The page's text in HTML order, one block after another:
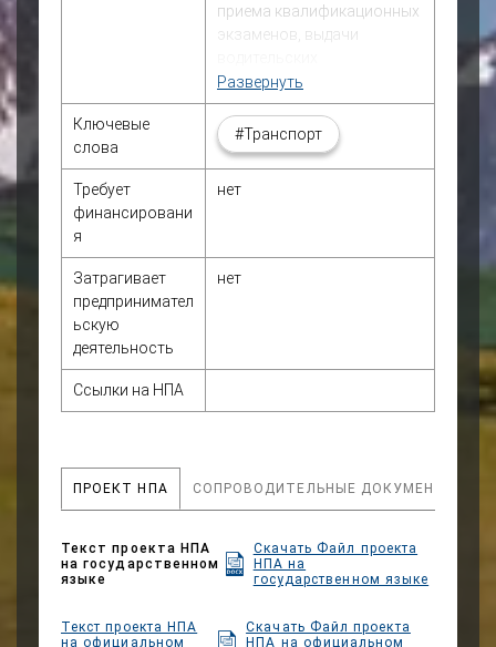
приема квалификационных
экзаменов, выдачи
удостоверений и
удостоверений
тракториста-машиниста»
от 18 декабря 2017 года
№819»
2025 года № 83, а также
существующих правил,
касающихся приема
квалификационных
водительских
Развернуть
Ключевые
слова
#Транспорт
Требует
финансировани
я
нет
Затрагивает
предпринимател
ьскую
деятельность
нет
Ссылки на НПА
ПРОЕКТ НПА СОПРОВОДИТЕЛЬНЫЕ ДОКУМЕНТЫ
Текст проекта НПА
на государственном
языке
Скачать Файл проекта
НПА на
государственном языке
Текст проекта НПА
на официальном
Скачать Файл проекта
НПА на официальном